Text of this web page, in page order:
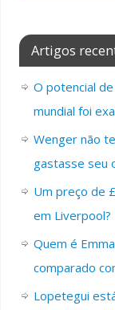
Artigos
O potencial
mundial foi
Wenger não
gastasse seu
Um preço de
em Liverpool?
Quem é
comparado
Lopetegui